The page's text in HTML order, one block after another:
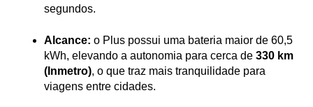
segundos.
Alcance: o Plus possui uma bateria maior de 60,5
kWh, elevando a autonomia para cerca de 330 km
(Inmetro), o que traz mais tranquilidade para
viagens entre cidades.